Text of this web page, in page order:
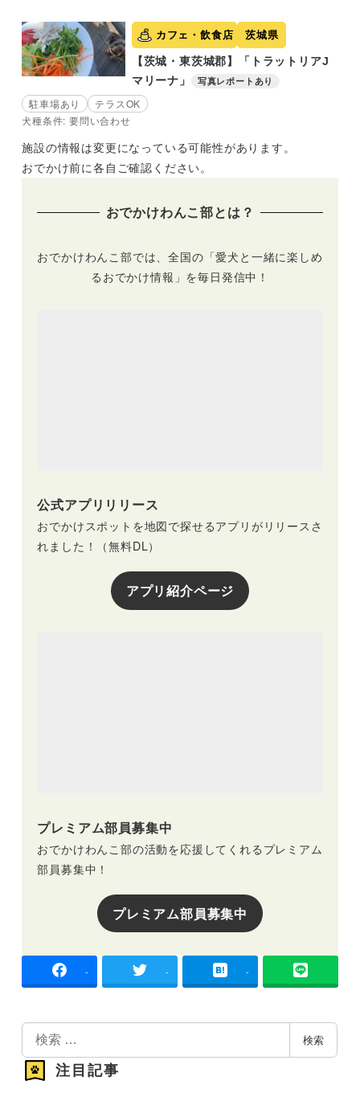
カフェ・飲食店 茨城県
【茨城・東茨城郡】「トラットリアJ
マリーナ」
写真レポートあり
駐車場あり
テラスOK
犬種条件: 要問い合わせ
施設の情報は変更になっている可能性があります。
おでかけ前に各自ご確認ください。
おでかけわんこ部とは？
おでかけわんこ部では、全国の「愛犬と一緒に楽しめ
るおでかけ情報」を毎日発信中！
公式アプリリリース
おでかけスポットを地図で探せるアプリがリリースさ
れました！（無料DL）
アプリ紹介ページ
プレミアム部員募集中
おでかけわんこ部の活動を応援してくれるプレミアム
部員募集中！
プレミアム部員募集中
- - -
索
検索
注目記事